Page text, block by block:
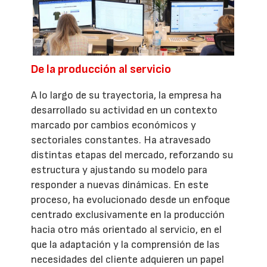
De la producción al servicio
A lo largo de su trayectoria, la empresa ha
desarrollado su actividad en un contexto
marcado por cambios económicos y
sectoriales constantes. Ha atravesado
distintas etapas del mercado, reforzando su
estructura y ajustando su modelo para
responder a nuevas dinámicas. En este
proceso, ha evolucionado desde un enfoque
centrado exclusivamente en la producción
hacia otro más orientado al servicio, en el
que la adaptación y la comprensión de las
necesidades del cliente adquieren un papel